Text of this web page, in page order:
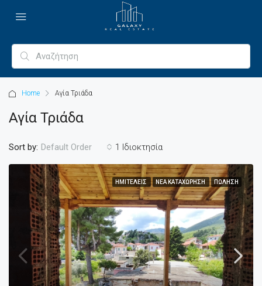
Home Αγία Τριάδα
Αγία Τριάδα
1 Ιδιοκτησία
Sort by: Default Order
ΗΜΙΤΕΛΕΊΣ ΝΈΑ ΚΑΤΑΧΏΡΗΣΗ ΠΏΛΗΣΗ